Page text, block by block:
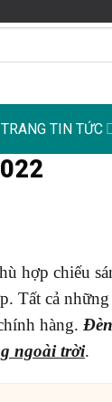
TRANG TIN TỨC
hợp chiếu
Tất cả
hàng.
ngoài trời.